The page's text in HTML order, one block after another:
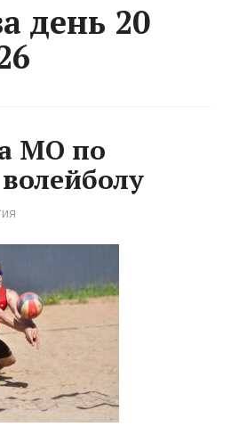
день 20
МО по